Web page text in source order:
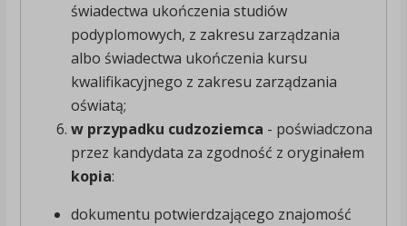
świadectwa ukończenia studiów
podyplomowych, z zakresu zarządzania
albo świadectwa ukończenia kursu
kwalifikacyjnego z zakresu zarządzania
oświatą;
w przypadku cudzoziemca - poświadczona
przez kandydata za zgodność z oryginałem
kopia:
dokumentu potwierdzającego znajomość